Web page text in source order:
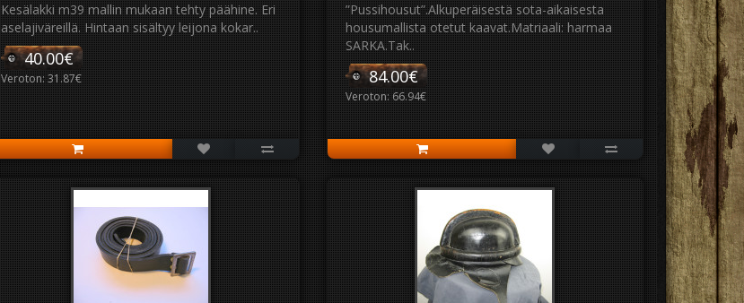
Kesälakki m39 mallin mukaan tehty päähine. Eri
aselajiväreillä. Hintaan sisältyy leijona kokar..
40.00€
Veroton: 31.87€
”Pussihousut”.Alkuperäisestä sota-aikaisesta
housumallista otetut kaavat.Matriaali: harmaa
SARKA.Tak..
84.00€
Veroton: 66.94€